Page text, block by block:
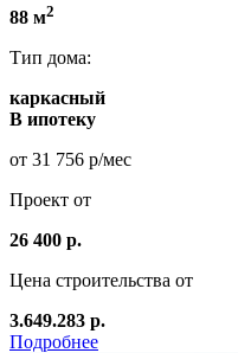
88 м2
Тип дома:
каркасный
В ипотеку
от 31 756 р/мес
Проект от
26 400 р.
Цена строительства от
3.649.283 р.
Подробнее